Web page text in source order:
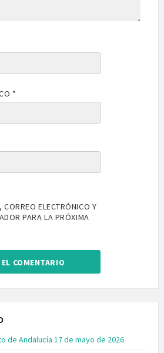
*
ELECTRÓNICO Y
PARA LA PRÓXIMA
de Andalucía 17 de mayo de 2026